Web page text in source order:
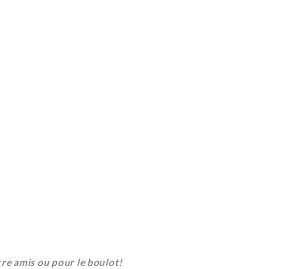
amis ou pour le boulot!